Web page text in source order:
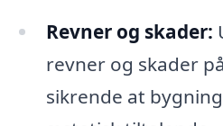
Revner og skader:
revner og skader
sikrende at